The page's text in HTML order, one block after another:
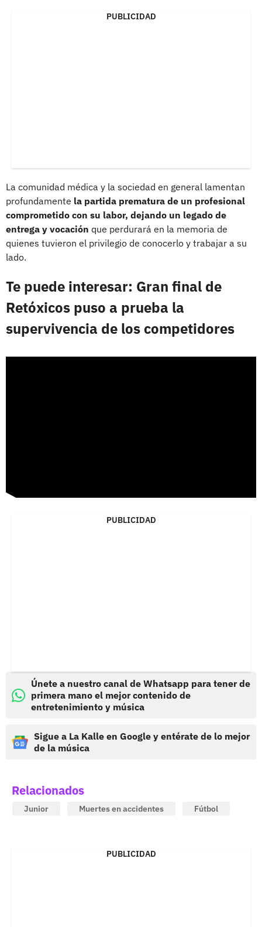
PUBLICIDAD
La comunidad médica y la sociedad en general lamentan
profundamente la partida prematura de un profesional
comprometido con su labor, dejando un legado de
entrega y vocación que perdurará en la memoria de
quienes tuvieron el privilegio de conocerlo y trabajar a su
lado.
Te puede interesar: Gran final de
Retóxicos puso a prueba la
supervivencia de los competidores
PUBLICIDAD
Únete a nuestro canal de Whatsapp para tener de
primera mano el mejor contenido de
entretenimiento y música
Sigue a La Kalle en Google y entérate de lo mejor
de la música
Relacionados
Junior Muertes en accidentes Fútbol
PUBLICIDAD